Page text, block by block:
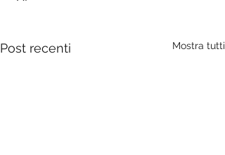
Post recenti Mostra tutti